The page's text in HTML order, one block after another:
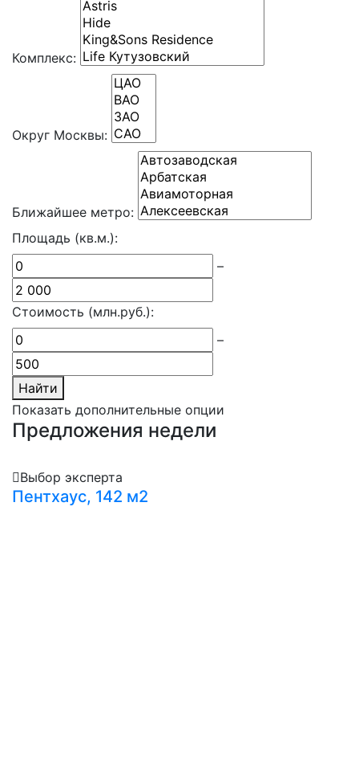
Комплекс:
Округ Москвы:
Ближайшее метро:
Площадь (кв.м.):
–
Стоимость (млн.руб.):
–
Найти
Показать дополнительные опции
Предложения недели
Выбор эксперта
Пентхаус, 142 м2